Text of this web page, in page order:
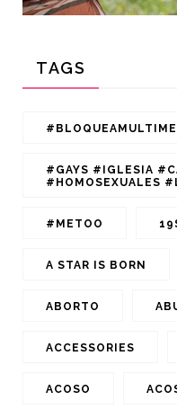
TAGS
#GAYS #IGLESIA
#HOMOSEXUALES
#METOO
A STAR IS BORN
ABORTO
ACCESSORIES
ACOSO